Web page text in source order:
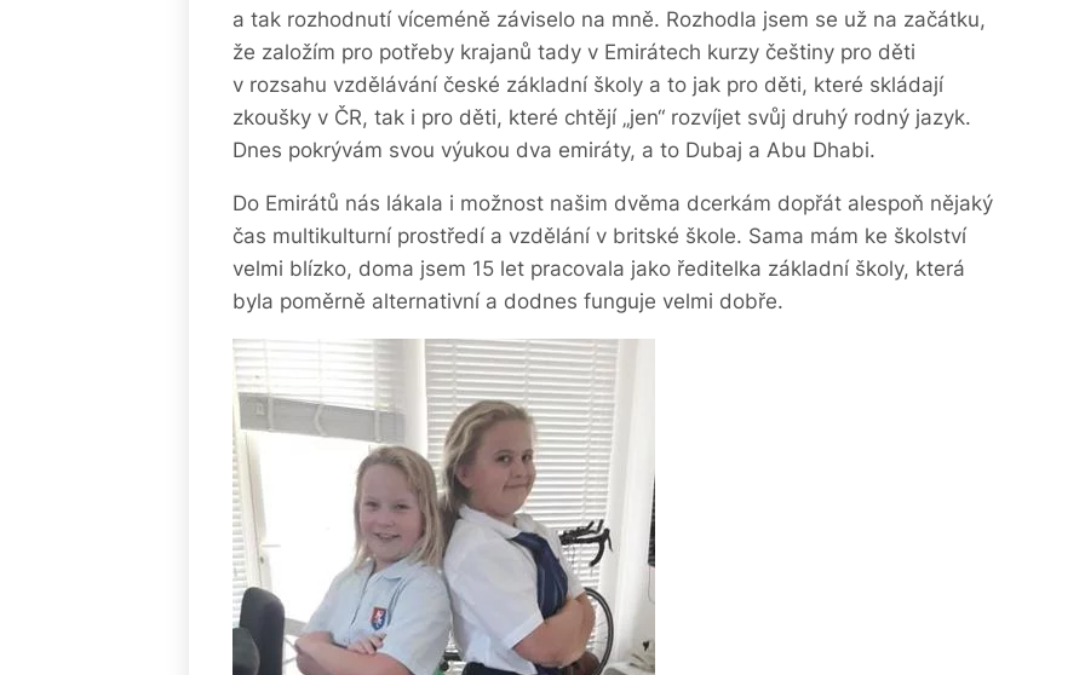
a tak rozhodnutí víceméně záviselo na mně. Rozhodla jsem se už na začátku,
že založím pro potřeby krajanů tady v Emirátech kurzy češtiny pro děti
v rozsahu vzdělávání české základní školy a to jak pro děti, které skládají
zkoušky v ČR, tak i pro děti, které chtějí „jen“ rozvíjet svůj druhý rodný jazyk.
Dnes pokrývám svou výukou dva emiráty, a to Dubaj a Abu Dhabi.
Do Emirátů nás lákala i možnost našim dvěma dcerkám dopřát alespoň nějaký
čas multikulturní prostředí a vzdělání v britské škole. Sama mám ke školství
velmi blízko, doma jsem 15 let pracovala jako ředitelka základní školy, která
byla poměrně alternativní a dodnes funguje velmi dobře.